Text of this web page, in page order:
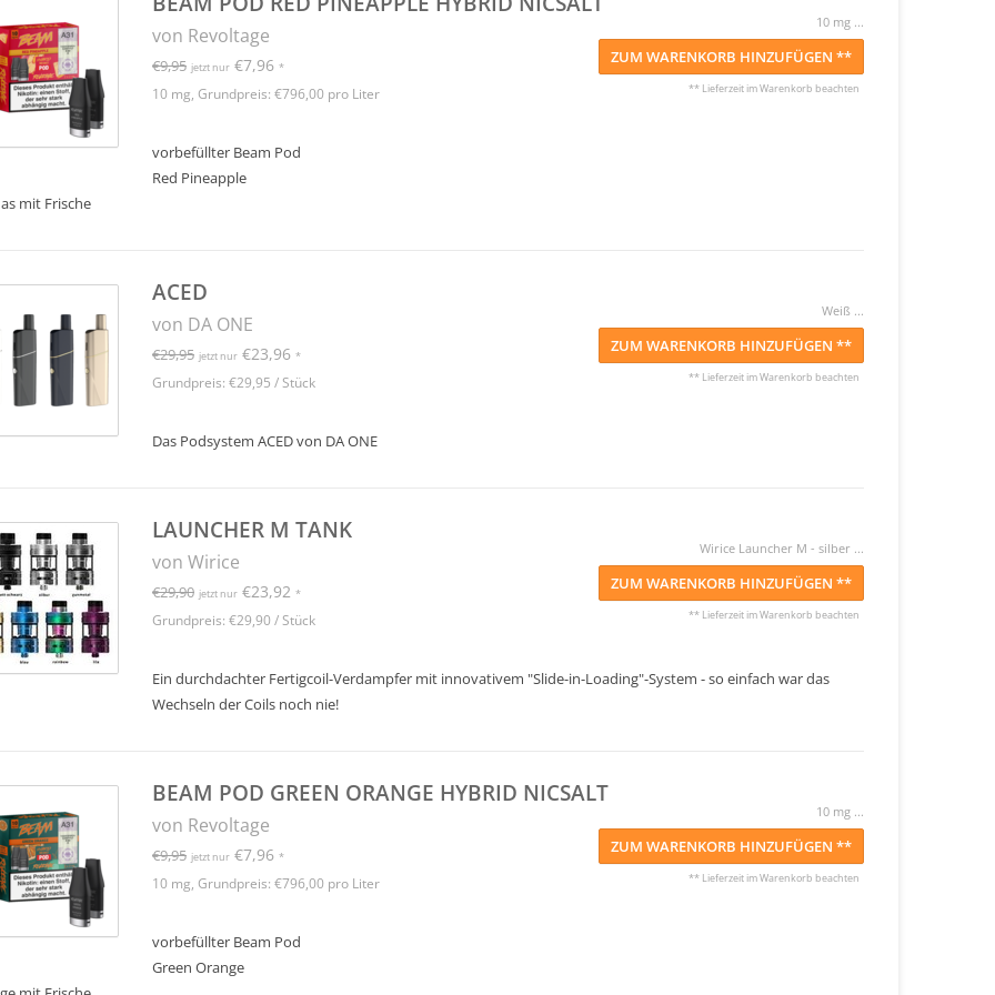
von Revoltage
€9,95 jetzt nur €7,96 *
10 mg, Grundpreis: €796,00 pro Liter
10 mg ...
ZUM WARENKORB HINZUFÜGEN **
** Lieferzeit im Warenkorb beachten
vorbefüllter Beam Pod
Red Pineapple
mit Frische
ACED
von DA ONE
€29,95 jetzt nur €23,96 *
Grundpreis: €29,95 / Stück
Weiß ...
ZUM WARENKORB HINZUFÜGEN **
** Lieferzeit im Warenkorb beachten
Das Podsystem ACED von DA ONE
LAUNCHER M TANK
von Wirice
€29,90 jetzt nur €23,92 *
Grundpreis: €29,90 / Stück
Wirice Launcher M - silber ...
ZUM WARENKORB HINZUFÜGEN **
** Lieferzeit im Warenkorb beachten
Ein durchdachter Fertigcoil-Verdampfer mit innovativem "Slide-in-Loading"-System - so einfach war das
Wechseln der Coils noch nie!
BEAM POD GREEN ORANGE HYBRID NICSALT
von Revoltage
€9,95 jetzt nur €7,96 *
10 mg, Grundpreis: €796,00 pro Liter
10 mg ...
ZUM WARENKORB HINZUFÜGEN **
** Lieferzeit im Warenkorb beachten
vorbefüllter Beam Pod
Green Orange